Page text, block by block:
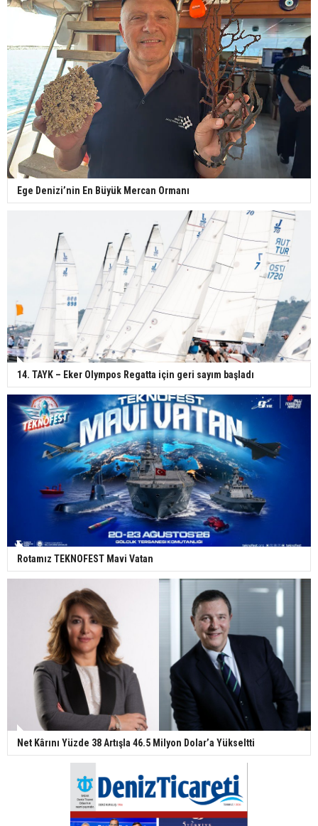
Ege Denizi’nin En Büyük Mercan Ormanı
14. TAYK – Eker Olympos Regatta için geri sayım başladı
Rotamız TEKNOFEST Mavi Vatan
Net Kârını Yüzde 38 Artışla 46.5 Milyon Dolar’a Yükseltti